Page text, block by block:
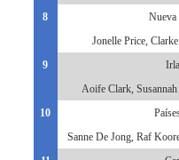
8
Nueva
Jonelle Price,
9
Aoife Clark,
10
Sanne De Jong, Raf